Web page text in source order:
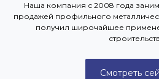
Наша компания с 2008 года
продажей профильного
получил широчайшее
Смотреть